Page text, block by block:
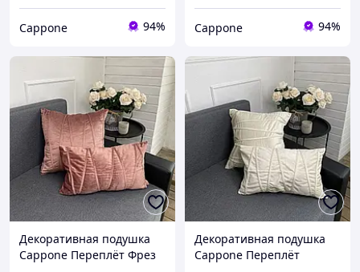
Cappone 94% Cappone 94%
Декоративная подушка
Cappone Переплёт Фрез
Декоративная подушка
Cappone Переплёт